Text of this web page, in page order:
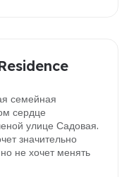
семейная
сердце
улице Садовая.
значительно
не хочет менять